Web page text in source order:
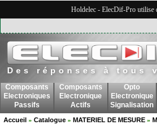
Holdelec - ElecDif-Pro utilise
Des réponses à tous
Composants
Electroniques
Passifs
Composants
Electronique
Actifs
Opto
Electronique
Signalisation
Accueil » Catalogue » MATERIEL DE MESURE »